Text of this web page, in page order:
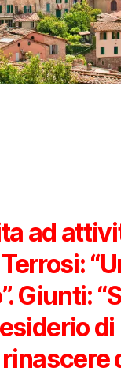
ad
Giunti:
di